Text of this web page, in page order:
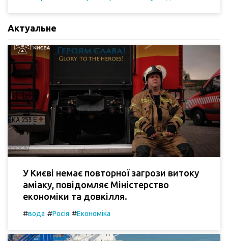
Актуальне
У Києві немає повторної загрози витоку
аміаку, повідомляє Міністерство
економіки та довкілля.
#вода #Росія #Економіка